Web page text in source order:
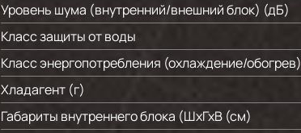
Уровень шума (внутренний/внешний блок) (дБ)
Класс защиты от воды
Класс энергопотребления (охлаждение/обогрев)
Хладагент (г)
Габариты внутреннего блока (ШхГхВ (см)